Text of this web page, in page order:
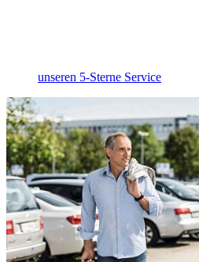
unseren 5-Sterne Service